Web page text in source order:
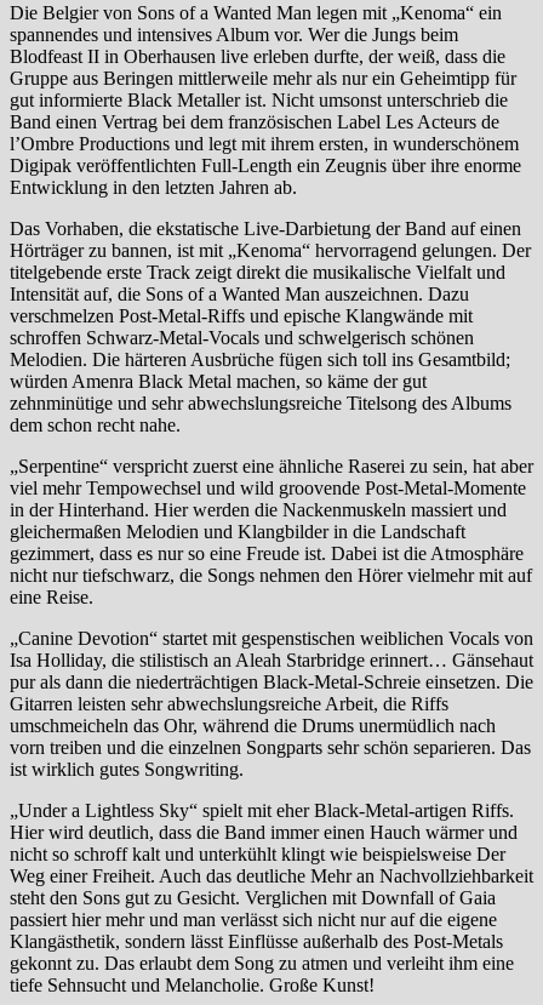
Die Belgier von Sons of a Wanted Man legen mit „Kenoma“ ein
spannendes und intensives Album vor. Wer die Jungs beim
Blodfeast II in Oberhausen live erleben durfte, der weiß, dass die
Gruppe aus Beringen mittlerweile mehr als nur ein Geheimtipp für
gut informierte Black Metaller ist. Nicht umsonst unterschrieb die
Band einen Vertrag bei dem französischen Label Les Acteurs de
l’Ombre Productions und legt mit ihrem ersten, in wunderschönem
Digipak veröffentlichten Full-Length ein Zeugnis über ihre enorme
Entwicklung in den letzten Jahren ab.
Das Vorhaben, die ekstatische Live-Darbietung der Band auf einen
Hörträger zu bannen, ist mit „Kenoma“ hervorragend gelungen. Der
titelgebende erste Track zeigt direkt die musikalische Vielfalt und
Intensität auf, die Sons of a Wanted Man auszeichnen. Dazu
verschmelzen Post-Metal-Riffs und epische Klangwände mit
schroffen Schwarz-Metal-Vocals und schwelgerisch schönen
Melodien. Die härteren Ausbrüche fügen sich toll ins Gesamtbild;
würden Amenra Black Metal machen, so käme der gut
zehnminütige und sehr abwechslungsreiche Titelsong des Albums
dem schon recht nahe.
„Serpentine“ verspricht zuerst eine ähnliche Raserei zu sein, hat aber
viel mehr Tempowechsel und wild groovende Post-Metal-Momente
in der Hinterhand. Hier werden die Nackenmuskeln massiert und
gleichermaßen Melodien und Klangbilder in die Landschaft
gezimmert, dass es nur so eine Freude ist. Dabei ist die Atmosphäre
nicht nur tiefschwarz, die Songs nehmen den Hörer vielmehr mit auf
eine Reise.
„Canine Devotion“ startet mit gespenstischen weiblichen Vocals von
Isa Holliday, die stilistisch an Aleah Starbridge erinnert… Gänsehaut
pur als dann die niederträchtigen Black-Metal-Schreie einsetzen. Die
Gitarren leisten sehr abwechslungsreiche Arbeit, die Riffs
umschmeicheln das Ohr, während die Drums unermüdlich nach
vorn treiben und die einzelnen Songparts sehr schön separieren. Das
ist wirklich gutes Songwriting.
„Under a Lightless Sky“ spielt mit eher Black-Metal-artigen Riffs.
Hier wird deutlich, dass die Band immer einen Hauch wärmer und
nicht so schroff kalt und unterkühlt klingt wie beispielsweise Der
Weg einer Freiheit. Auch das deutliche Mehr an Nachvollziehbarkeit
steht den Sons gut zu Gesicht. Verglichen mit Downfall of Gaia
passiert hier mehr und man verlässt sich nicht nur auf die eigene
Klangästhetik, sondern lässt Einflüsse außerhalb des Post-Metals
gekonnt zu. Das erlaubt dem Song zu atmen und verleiht ihm eine
tiefe Sehnsucht und Melancholie. Große Kunst!